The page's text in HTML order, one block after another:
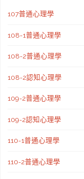
107普通心理學
108-1普通心理學
108-2普通心理學
108-2認知心理學
109-2普通心理學
109-2認知心理學
110-1普通心理學
110-2普通心理學